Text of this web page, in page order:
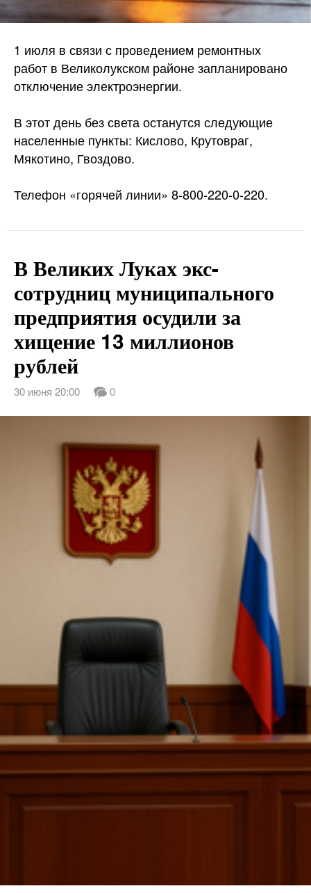
1 июля в связи с проведением ремонтных
работ в Великолукском районе запланировано
отключение электроэнергии.
В этот день без света останутся следующие
населенные пункты: Кислово, Крутовраг,
Мякотино, Гвоздово.
Телефон «горячей линии» 8-800-220-0-220.
В Великих Луках экс-
сотрудниц муниципального
предприятия осудили за
хищение 13 миллионов
рублей
30 июня 20:00 0